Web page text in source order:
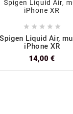
    
Spigen Liquid Air,
iPhone XR
14,00 €